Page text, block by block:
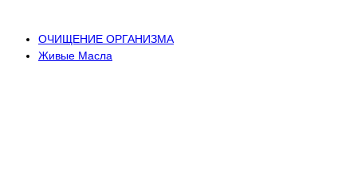
ОЧИЩЕНИЕ ОРГАНИЗМА
Живые Масла